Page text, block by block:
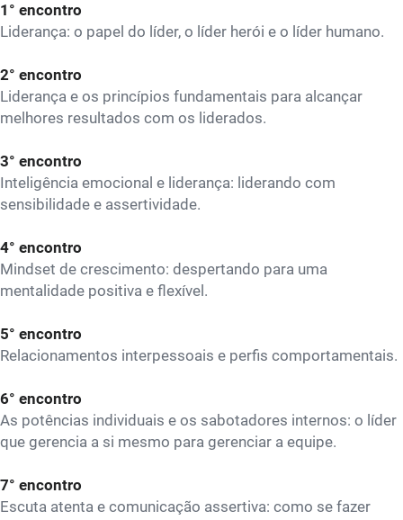
1° encontro
Liderança: o papel do líder, o líder herói e o líder humano.
2° encontro
Liderança e os princípios fundamentais para alcançar
melhores resultados com os liderados.
3° encontro
Inteligência emocional e liderança: liderando com
sensibilidade e assertividade.
4° encontro
Mindset de crescimento: despertando para uma
mentalidade positiva e flexível.
5° encontro
Relacionamentos interpessoais e perfis comportamentais.
6° encontro
As potências individuais e os sabotadores internos: o líder
que gerencia a si mesmo para gerenciar a equipe.
7° encontro
Escuta atenta e comunicação assertiva: como se fazer